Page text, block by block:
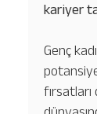
kariyer
Genç